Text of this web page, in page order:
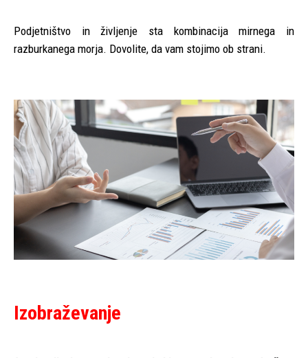
Podjetništvo in življenje sta kombinacija mirnega in
razburkanega morja. Dovolite, da vam stojimo ob strani.
Izobraževanje